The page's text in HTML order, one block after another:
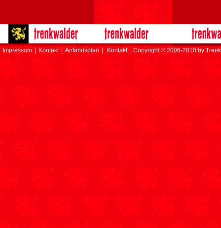
Impressum Kontakt Anfahrtsplan Kontakt: | Copyright © 2006-2010 by